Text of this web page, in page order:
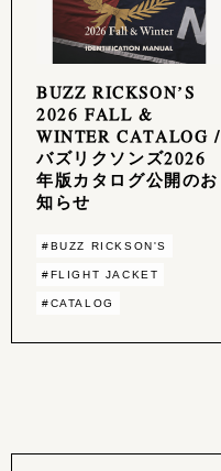
BUZZ RICKSON’S
2026 FALL &
WINTER CATALOG /
バズリクソンズ2026
年版カタログ公開のお
知らせ
#BUZZ RICKSON'S
#FLIGHT JACKET
#CATALOG